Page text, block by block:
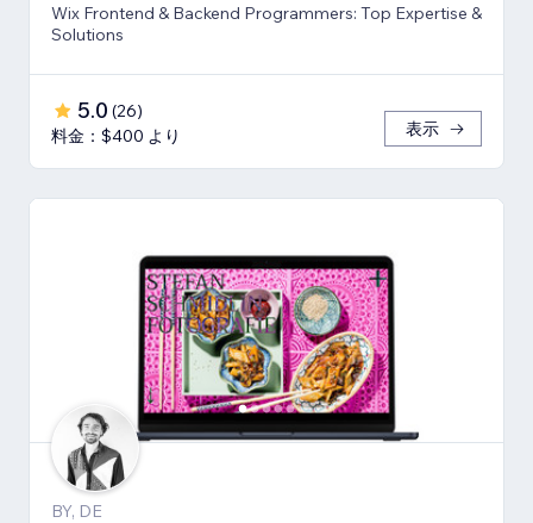
Wix Frontend & Backend Programmers: Top Expertise &
Solutions
5.0 (26)
料金：$400 より
表示
BY, DE